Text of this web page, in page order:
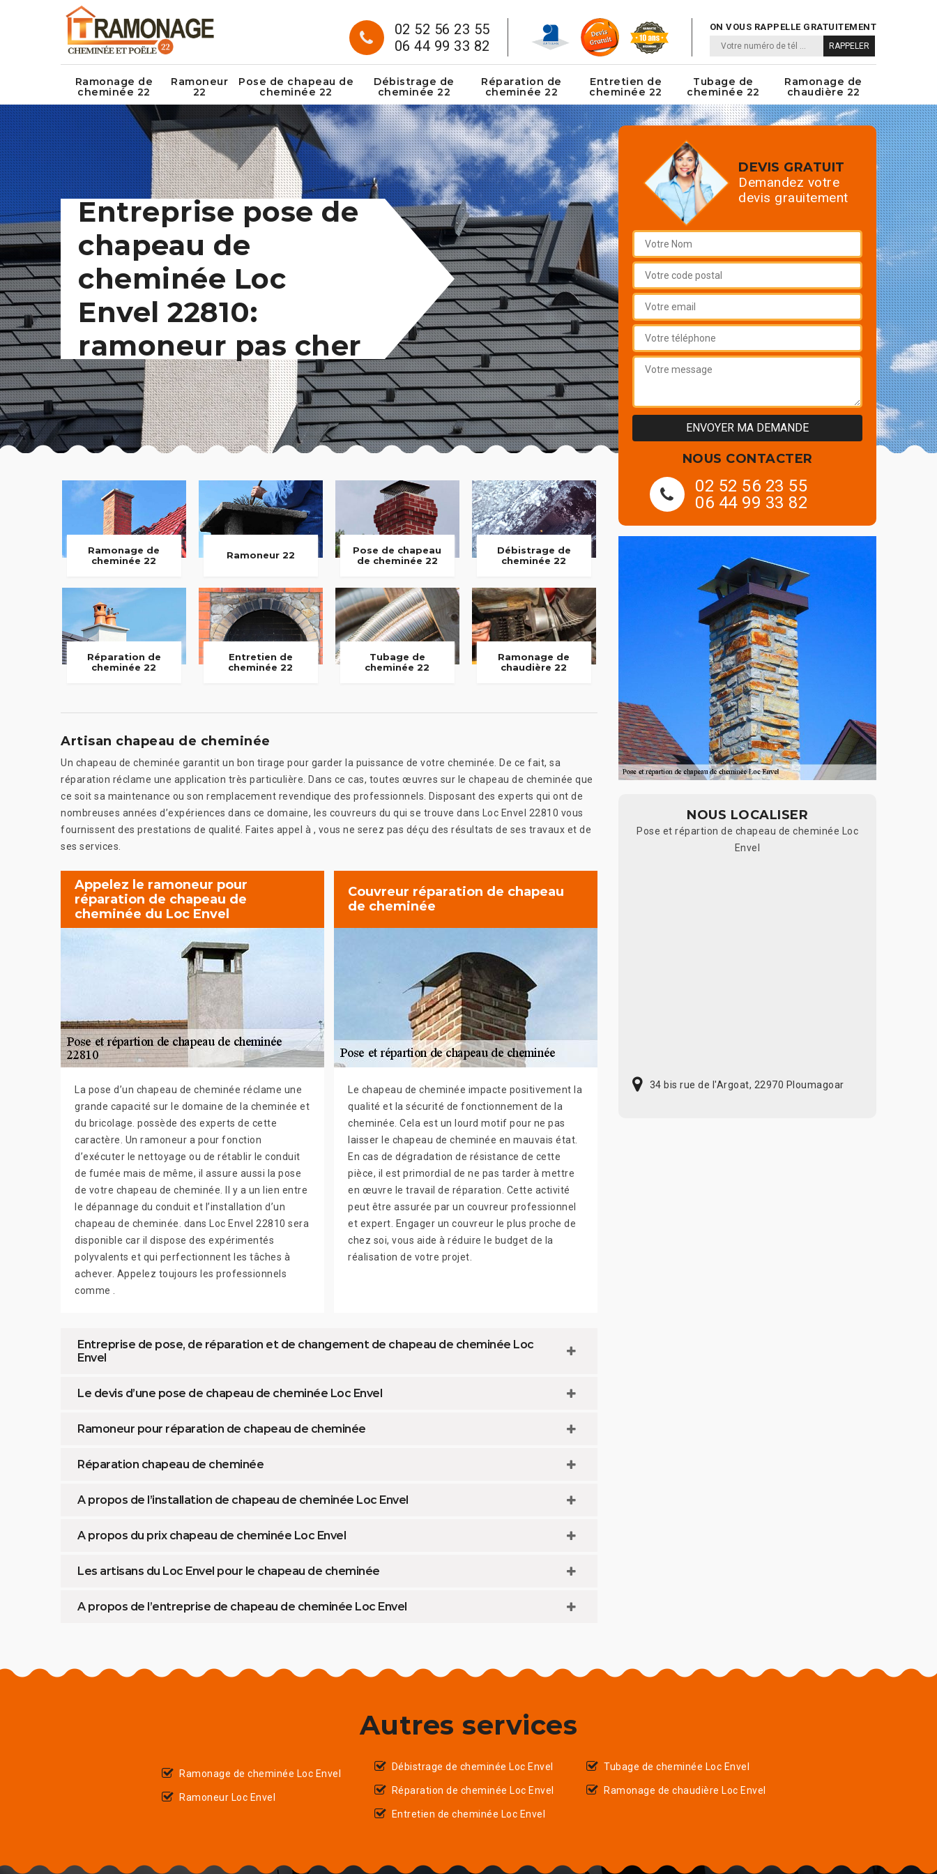
02 52 56 23 55
06 44 99 33 82
ON VOUS RAPPELLE GRATUITEMENT
Ramonage de
cheminée 22
Ramoneur
22
Pose de chapeau de
cheminée 22
Débistrage de
cheminée 22
Réparation de
cheminée 22
Entretien de
cheminée 22
Tubage de
cheminée 22
Ramonage de
chaudière 22
Entreprise pose de
chapeau de
cheminée Loc
Envel 22810:
ramoneur pas cher
Ramonage de
cheminée 22
Ramoneur 22
Pose de chapeau
de cheminée 22
Débistrage de
cheminée 22
Réparation de
cheminée 22
Entretien de
cheminée 22
Tubage de
cheminée 22
Ramonage de
chaudière 22
Artisan chapeau de cheminée
Un chapeau de cheminée garantit un bon tirage pour garder la puissance de votre cheminée. De ce fait, sa
réparation réclame une application très particulière. Dans ce cas, toutes œuvres sur le chapeau de cheminée que
ce soit sa maintenance ou son remplacement revendique des professionnels. Disposant des experts qui ont de
nombreuses années d’expériences dans ce domaine, les couvreurs du qui se trouve dans Loc Envel 22810 vous
fournissent des prestations de qualité. Faites appel à , vous ne serez pas déçu des résultats de ses travaux et de
ses services.
Appelez le ramoneur pour
réparation de chapeau de
cheminée du Loc Envel
La pose d’un chapeau de cheminée réclame une
grande capacité sur le domaine de la cheminée et
du bricolage. possède des experts de cette
caractère. Un ramoneur a pour fonction
d’exécuter le nettoyage ou de rétablir le conduit
de fumée mais de même, il assure aussi la pose
de votre chapeau de cheminée. Il y a un lien entre
le dépannage du conduit et l’installation d’un
chapeau de cheminée. dans Loc Envel 22810 sera
disponible car il dispose des expérimentés
polyvalents et qui perfectionnent les tâches à
achever. Appelez toujours les professionnels
comme .
Couvreur réparation de chapeau
de cheminée
Le chapeau de cheminée impacte positivement la
qualité et la sécurité de fonctionnement de la
cheminée. Cela est un lourd motif pour ne pas
laisser le chapeau de cheminée en mauvais état.
En cas de dégradation de résistance de cette
pièce, il est primordial de ne pas tarder à mettre
en œuvre le travail de réparation. Cette activité
peut être assurée par un couvreur professionnel
et expert. Engager un couvreur le plus proche de
chez soi, vous aide à réduire le budget de la
réalisation de votre projet.
Entreprise de pose, de réparation et de changement de chapeau de cheminée Loc
Envel
Le devis d’une pose de chapeau de cheminée Loc Envel
Ramoneur pour réparation de chapeau de cheminée
Réparation chapeau de cheminée
A propos de l’installation de chapeau de cheminée Loc Envel
A propos du prix chapeau de cheminée Loc Envel
Les artisans du Loc Envel pour le chapeau de cheminée
A propos de l’entreprise de chapeau de cheminée Loc Envel
DEVIS GRATUIT
Demandez votre
devis grauitement
NOUS CONTACTER
02 52 56 23 55
06 44 99 33 82
NOUS LOCALISER
Pose et répartion de chapeau de cheminée Loc
Envel
34 bis rue de l'Argoat, 22970 Ploumagoar
Autres services
Ramonage de cheminée Loc Envel
Ramoneur Loc Envel
Débistrage de cheminée Loc Envel
Réparation de cheminée Loc Envel
Entretien de cheminée Loc Envel
Tubage de cheminée Loc Envel
Ramonage de chaudière Loc Envel